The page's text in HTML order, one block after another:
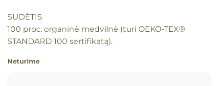
SUDĖTIS
100 proc. organinė medvilnė (turi OEKO-TEX®
STANDARD 100 sertifikatą).
Neturime